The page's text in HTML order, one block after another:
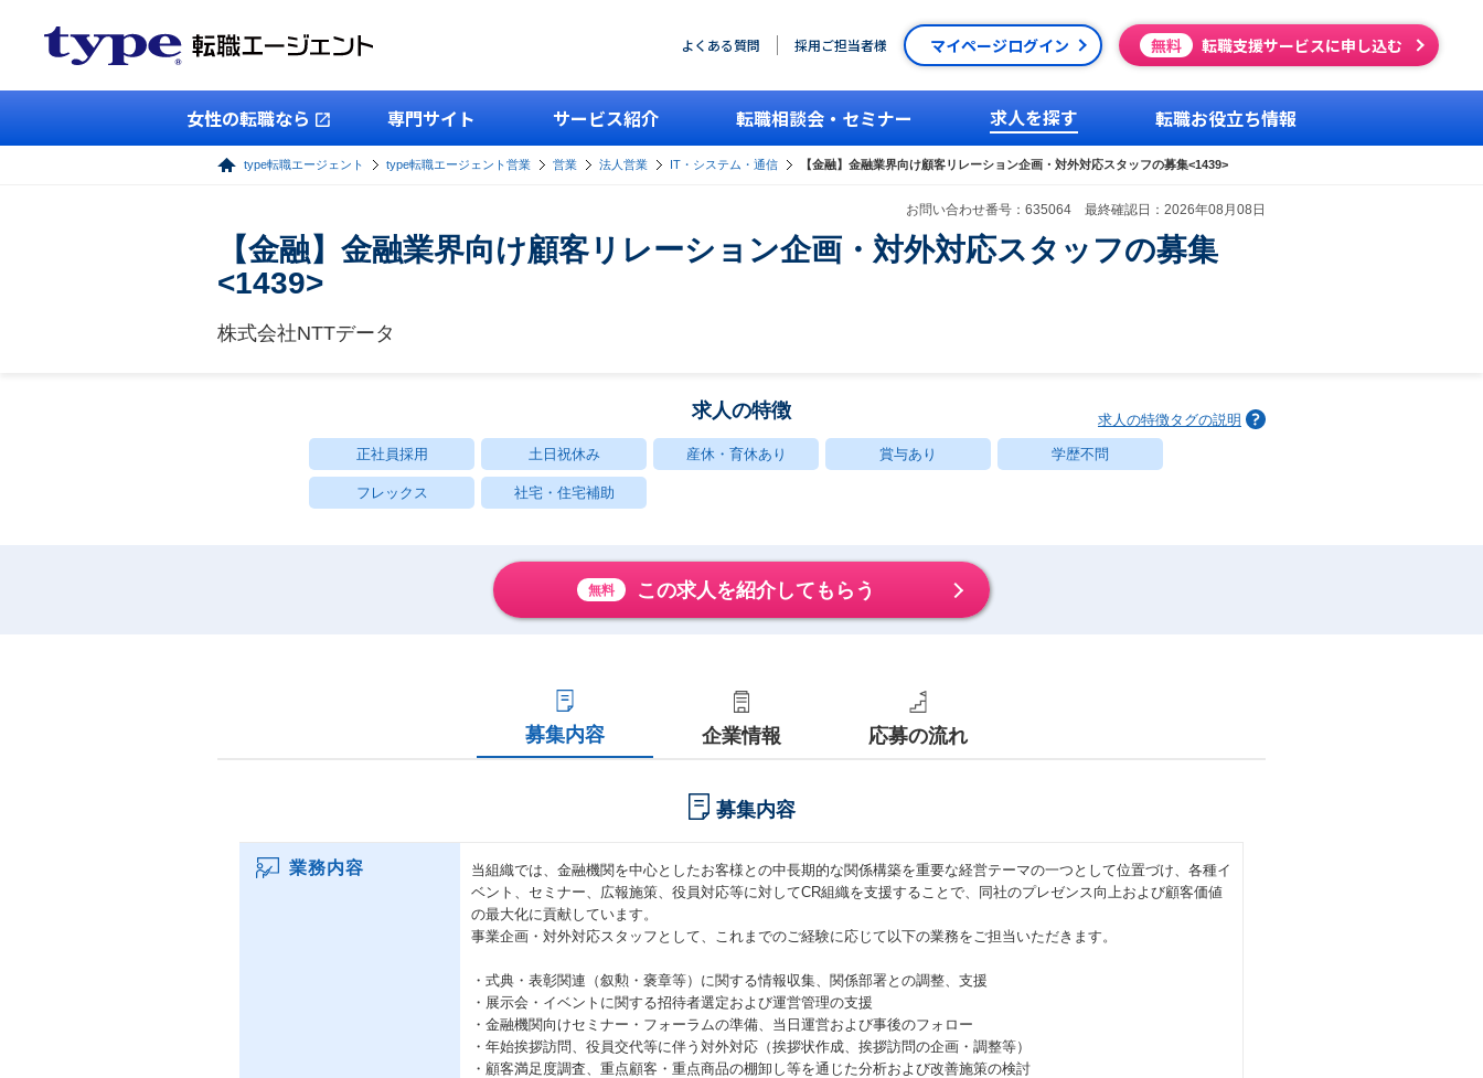
よくある質問 採用ご担当者様 マイページログイン 無料 転職支援サービスに申し込む
女性の転職なら 専門サイト サービス紹介 転職相談会・セミナー 求人を探す 転職お役立ち情報
type転職エージェント type転職エージェント営業 営業 法人営業 IT・システム・通信 【金融】金融業界向け顧客リレーション企画・対外対応スタッフの募集<1439>
お問い合わせ番号：635064 最終確認日：2026年08月08日
【金融】金融業界向け顧客リレーション企画・対外対応スタッフの募集
<1439>
株式会社NTTデータ
求人の特徴 求人の特徴タグの説明
正社員採用 土日祝休み 産休・育休あり 賞与あり 学歴不問
フレックス 社宅・住宅補助
無料 この求人を紹介してもらう
募集内容 企業情報 応募の流れ
募集内容
業務内容
当組織では、金融機関を中心としたお客様との中長期的な関係構築を重要な経営テーマの一つとして位置づけ、各種イ
ベント、セミナー、広報施策、役員対応等に対してCR組織を支援することで、同社のプレゼンス向上および顧客価値
の最大化に貢献しています。
事業企画・対外対応スタッフとして、これまでのご経験に応じて以下の業務をご担当いただきます。
・式典・表彰関連（叙勲・褒章等）に関する情報収集、関係部署との調整、支援
・展示会・イベントに関する招待者選定および運営管理の支援
・金融機関向けセミナー・フォーラムの準備、当日運営および事後のフォロー
・年始挨拶訪問、役員交代等に伴う対外対応（挨拶状作成、挨拶訪問の企画・調整等）
・顧客満足度調査、重点顧客・重点商品の棚卸し等を通じた分析および改善施策の検討